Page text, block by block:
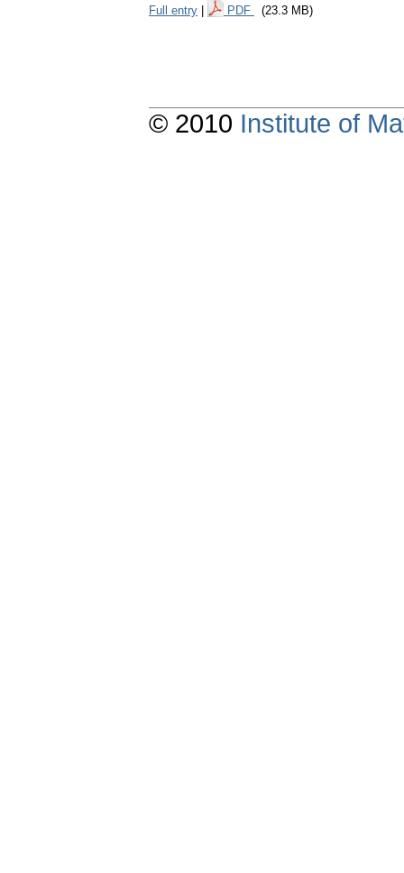
Full entry PDF (23.3 MB)
© 2010 Institute of